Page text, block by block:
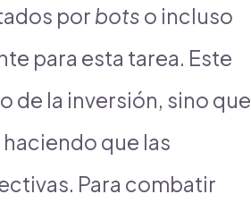
por bots o incluso
para esta tarea. Este
de la inversión, sino que
que las
Para combatir